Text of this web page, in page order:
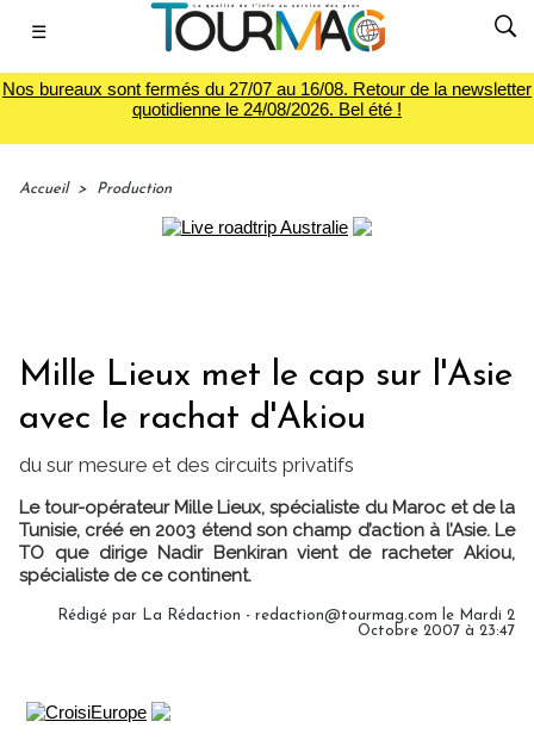
☰
Nos bureaux sont fermés du 27/07 au 16/08. Retour de la newsletter
quotidienne le 24/08/2026. Bel été !
Accueil > Production
Mille Lieux met le cap sur l'Asie
avec le rachat d'Akiou
du sur mesure et des circuits privatifs
Le tour-opérateur Mille Lieux, spécialiste du Maroc et de la
Tunisie, créé en 2003 étend son champ d’action à l’Asie. Le
TO que dirige Nadir Benkiran vient de racheter Akiou,
spécialiste de ce continent.
Rédigé par La Rédaction - redaction@tourmag.com le Mardi 2
Octobre 2007 à 23:47